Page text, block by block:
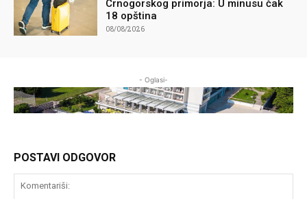
Crnogorskog primorja: U minusu čak
18 opština
08/08/2026
- Oglasi-
POSTAVI ODGOVOR